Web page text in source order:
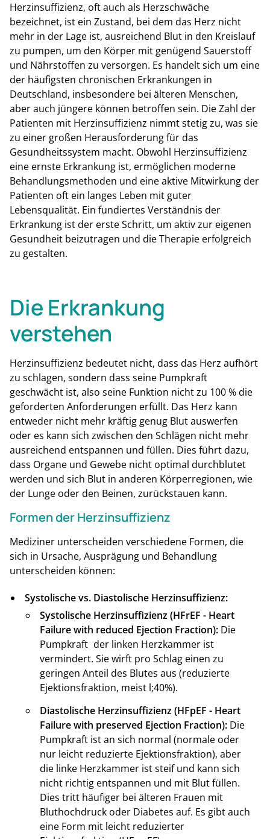
Herzinsuffizienz, oft auch als Herzschwäche
bezeichnet, ist ein Zustand, bei dem das Herz nicht
mehr in der Lage ist, ausreichend Blut in den Kreislauf
zu pumpen, um den Körper mit genügend Sauerstoff
und Nährstoffen zu versorgen. Es handelt sich um eine
der häufigsten chronischen Erkrankungen in
Deutschland, insbesondere bei älteren Menschen,
aber auch jüngere können betroffen sein. Die Zahl der
Patienten mit Herzinsuffizienz nimmt stetig zu, was sie
zu einer großen Herausforderung für das
Gesundheitssystem macht. Obwohl Herzinsuffizienz
eine ernste Erkrankung ist, ermöglichen moderne
Behandlungsmethoden und eine aktive Mitwirkung der
Patienten oft ein langes Leben mit guter
Lebensqualität. Ein fundiertes Verständnis der
Erkrankung ist der erste Schritt, um aktiv zur eigenen
Gesundheit beizutragen und die Therapie erfolgreich
zu gestalten.
Die Erkrankung
verstehen
Herzinsuffizienz bedeutet nicht, dass das Herz aufhört
zu schlagen, sondern dass seine Pumpkraft
geschwächt ist, also seine Funktion nicht zu 100 % die
geforderten Anforderungen erfüllt. Das Herz kann
entweder nicht mehr kräftig genug Blut auswerfen
oder es kann sich zwischen den Schlägen nicht mehr
ausreichend entspannen und füllen. Dies führt dazu,
dass Organe und Gewebe nicht optimal durchblutet
werden und sich Blut in anderen Körperregionen, wie
der Lunge oder den Beinen, zurückstauen kann.
Formen der Herzinsuffizienz
Mediziner unterscheiden verschiedene Formen, die
sich in Ursache, Ausprägung und Behandlung
unterscheiden können:
Systolische vs. Diastolische Herzinsuffizienz:
Systolische Herzinsuffizienz (HFrEF - Heart
Failure with reduced Ejection Fraction): Die
Pumpkraft der linken Herzkammer ist
vermindert. Sie wirft pro Schlag einen zu
geringen Anteil des Blutes aus (reduzierte
Ejektionsfraktion, meist l;40%).
Diastolische Herzinsuffizienz (HFpEF - Heart
Failure with preserved Ejection Fraction): Die
Pumpkraft ist an sich normal (normale oder
nur leicht reduzierte Ejektionsfraktion), aber
die linke Herzkammer ist steif und kann sich
nicht richtig entspannen und mit Blut füllen.
Dies tritt häufiger bei älteren Frauen mit
Bluthochdruck oder Diabetes auf. Es gibt auch
eine Form mit leicht reduzierter